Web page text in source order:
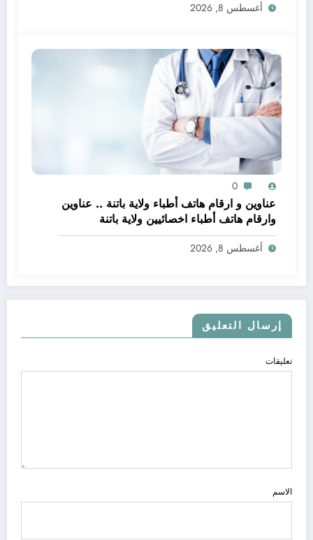
أغسطس 8, 2026
0
عناوين و ارقام هاتف أطباء ولاية باتنة .. عناوين
وارقام هاتف أطباء اخصائيين ولاية باتنة
أغسطس 8, 2026
إرسال التعليق
تعليقات
الاسم